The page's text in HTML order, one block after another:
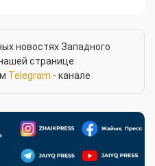
новостях Западного
странице
Telegram - канале